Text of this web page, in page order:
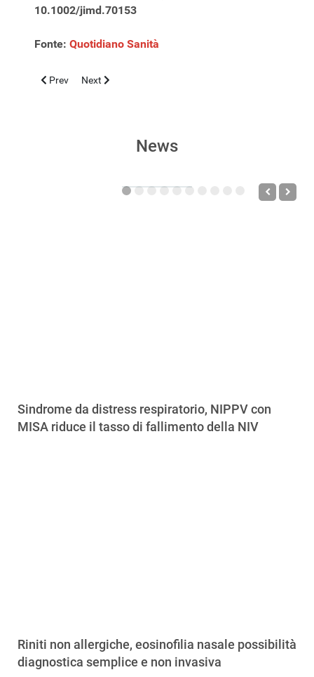
10.1002/jimd.70153
Fonte: Quotidiano Sanità
Previous article: Responsabilità professionale: scarica il dossier
Prev Next article: Pneumocefalo da meningite da C. koseri
Next
News
Sindrome da distress respiratorio, NIPPV con
MISA riduce il tasso di fallimento della NIV
Riniti non allergiche, eosinofilia nasale possibilità
diagnostica semplice e non invasiva